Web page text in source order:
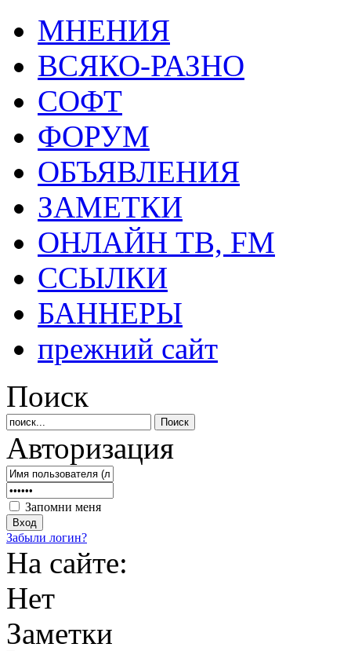
МНЕНИЯ
ВСЯКО-РАЗНО
СОФТ
ФОРУМ
ОБЪЯВЛЕНИЯ
ЗАМЕТКИ
ОНЛАЙН ТВ, FM
ССЫЛКИ
БАННЕРЫ
прежний сайт
Поиск
Авторизация
Запомни меня
Забыли логин?
На сайте:
Нет
Заметки